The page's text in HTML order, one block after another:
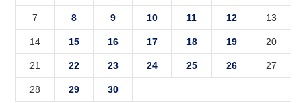
7 8 9 10 11 12 13
14 15 16 17 18 19 20
21 22 23 24 25 26 27
28 29
30